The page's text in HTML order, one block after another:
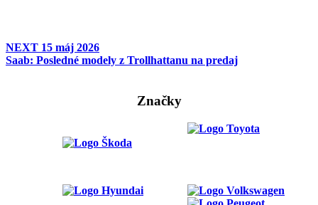
NEXT 15 máj 2026
Saab: Posledné modely z Trollhattanu na predaj
Značky